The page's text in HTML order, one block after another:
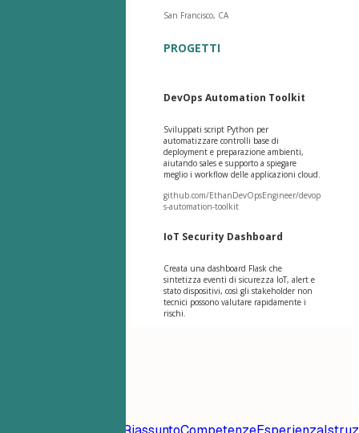
San Francisco, CA
PROGETTI
DevOps Automation Toolkit
Sviluppati script Python per
automatizzare controlli base di
deployment e preparazione ambienti,
aiutando sales e supporto a spiegare
meglio i workflow delle applicazioni cloud.
github.com/EthanDevOpsEngineer/devop
s-automation-toolkit
IoT Security Dashboard
Creata una dashboard Flask che
sintetizza eventi di sicurezza IoT, alert e
stato dispositivi, così gli stakeholder non
tecnici possono valutare rapidamente i
rischi.